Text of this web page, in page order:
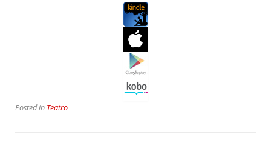
Posted in Teatro